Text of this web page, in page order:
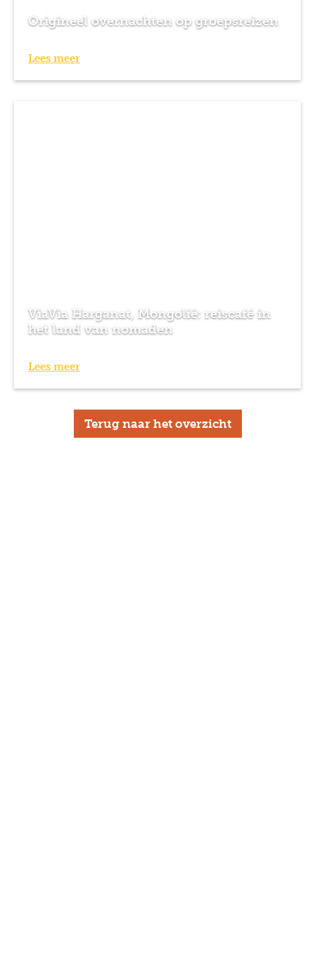
Origineel overnachten op groepsreizen
Lees meer
ViaVia Harganat, Mongolië: reiscafé in
het land van nomaden
Lees meer
Terug naar het overzicht